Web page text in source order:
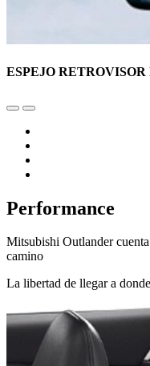
ESPEJO
Performance
Mitsubishi Outlander
camino
La libertad de llegar a